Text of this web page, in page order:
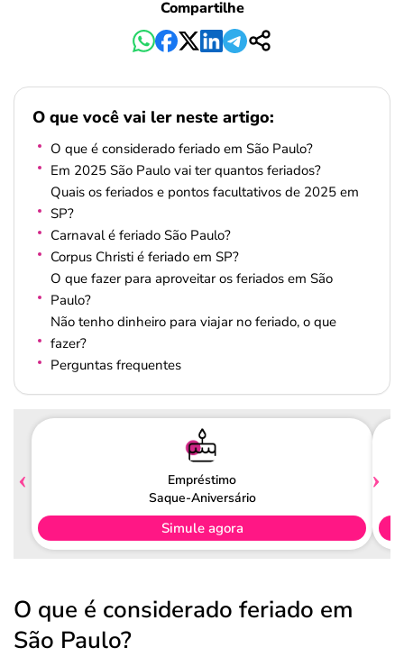
Compartilhe
O que você vai ler neste artigo:
O que é considerado feriado em São Paulo?
Em 2025 São Paulo vai ter quantos feriados?
Quais os feriados e pontos facultativos de 2025 em
SP?
Carnaval é feriado São Paulo?
Corpus Christi é feriado em SP?
O que fazer para aproveitar os feriados em São
Paulo?
Não tenho dinheiro para viajar no feriado, o que
fazer?
Perguntas frequentes
Empréstimo
Saque-Aniversário
Simule agora
O que é considerado feriado em
São Paulo?